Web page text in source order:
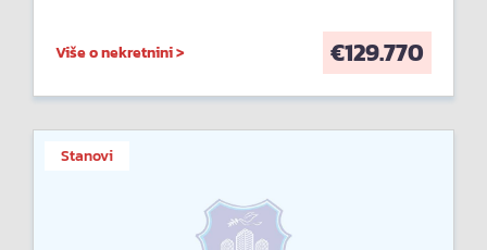
Više o nekretnini > €129.770
Stanovi